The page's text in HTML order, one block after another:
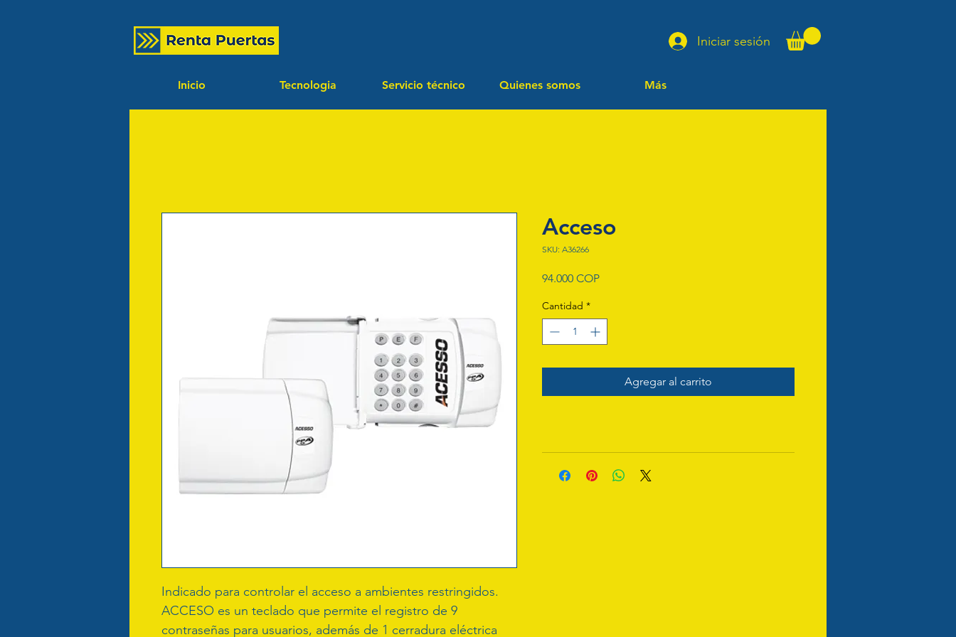
Iniciar sesión
Inicio Tecnologia Servicio técnico Quienes somos Más
Indicado para controlar el acceso a ambientes restringidos.
ACCESO es un teclado que permite el registro de 9
contraseñas para usuarios, además de 1 cerradura eléctrica
Acceso
SKU: A36266
94.000 COPPrecio
Cantidad *
Agregar al carrito